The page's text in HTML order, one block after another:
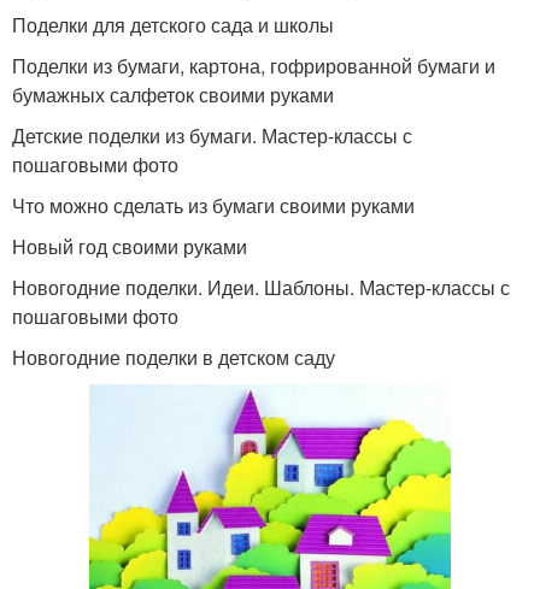
Поделки для детского сада и школы
Поделки из бумаги, картона, гофрированной бумаги и
бумажных салфеток своими руками
Детские поделки из бумаги. Мастер-классы с
пошаговыми фото
Что можно сделать из бумаги своими руками
Новый год своими руками
Новогодние поделки. Идеи. Шаблоны. Мастер-классы с
пошаговыми фото
Новогодние поделки в детском саду